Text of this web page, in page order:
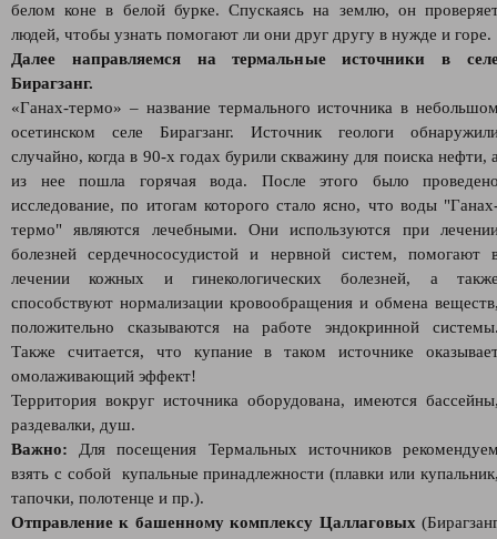
белом коне в белой бурке. Спускаясь на землю, он
людей, чтобы узнать помогают ли они друг другу в нужде и горе.
Далее направляемся на термальные источники в
Бирагзанг.
«Ганах-термо» – название термального источника в
осетинском селе Бирагзанг. Источник геологи
случайно, когда в 90-х годах бурили скважину для поиска нефти,
из нее пошла горячая вода. После этого было
исследование, по итогам которого стало ясно, что воды
термо" являются лечебными. Они используются при
болезней сердечнососудистой и нервной систем, помогают
лечении кожных и гинекологических болезней, а
способствуют нормализации кровообращения и обмена
положительно сказываются на работе эндокринной
Также считается, что купание в таком источнике
омолаживающий эффект!
Территория вокруг источника оборудована, имеются
раздевалки, душ.
Важно: Для посещения Термальных источников
взять с собой купальные принадлежности (плавки или
тапочки, полотенце и пр.).
Отправление к башенному комплексу Цаллаговых